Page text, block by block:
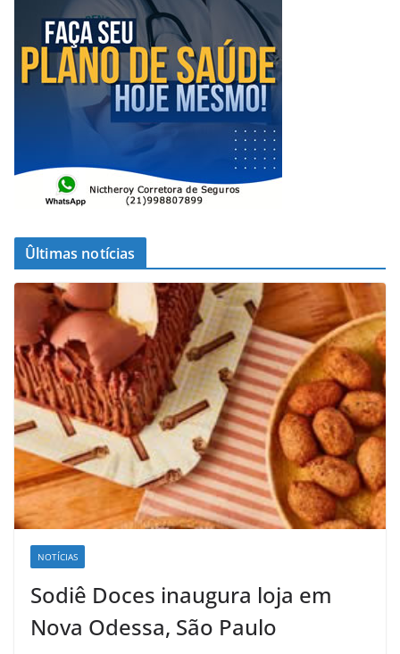
Ûltimas notícias
NOTÍCIAS
Sodiê Doces inaugura loja em
Nova Odessa, São Paulo